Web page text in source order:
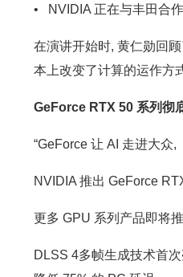
• NVIDIA 正在与丰田合
在演讲开始时, 黄仁勋回
本上改变了计算的运作方
GeForce RTX 50 系列彻
“GeForce 让 AI 走进大众
NVIDIA 推出 GeForce
更多 GPU 系列产品即将推
DLSS 4多帧生成技术首